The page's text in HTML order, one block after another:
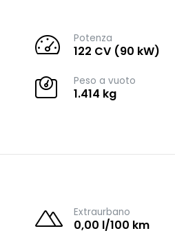
Potenza
122 CV (90 kW)
Peso a vuoto
1.414 kg
Extraurbano
0,00 l/100 km